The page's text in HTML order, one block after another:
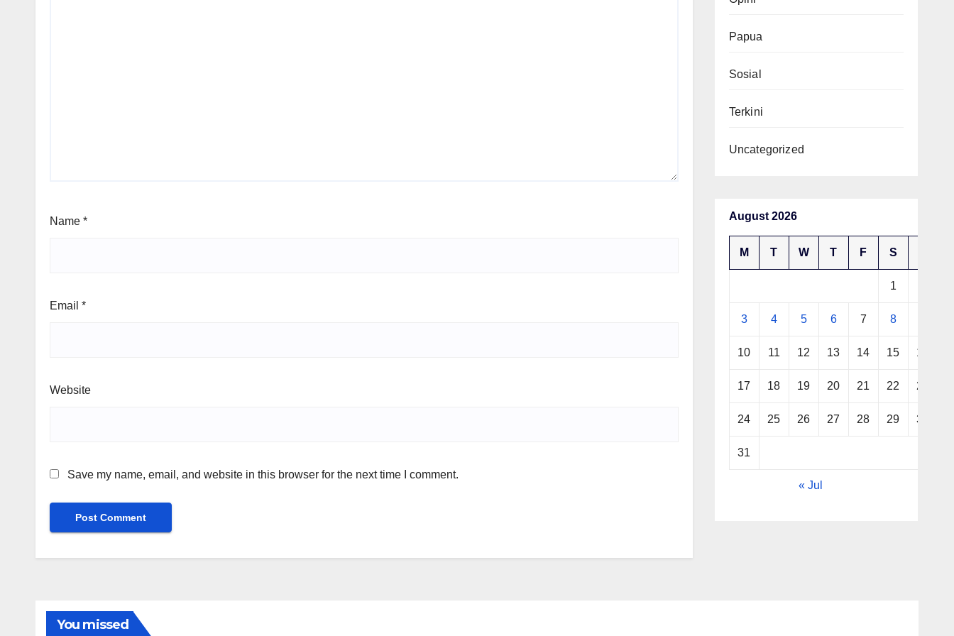
Name *
Email *
Website
Save my name, email, and website in this browser for the next time I comment.
Papua
Sosial
Terkini
Uncategorized
August 2026
M T W T F S
1
3 4 5 6 7 8
10 11 12 13 14 15 16
17 18 19 20 21 22 23
24 25 26 27 28 29 30
31
« Jul
You missed